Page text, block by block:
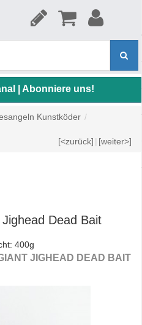
| Abonniere uns!
Kunstköder /
[<zurück] | [weiter>]
Dead Bait
400g
JIGHEAD DEAD BAIT